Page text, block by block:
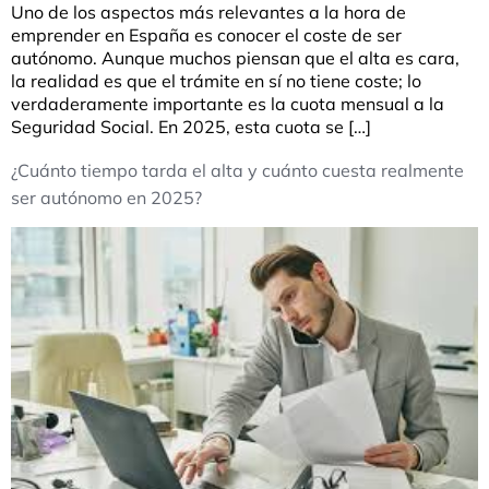
Uno de los aspectos más relevantes a la hora de
emprender en España es conocer el coste de ser
autónomo. Aunque muchos piensan que el alta es cara,
la realidad es que el trámite en sí no tiene coste; lo
verdaderamente importante es la cuota mensual a la
Seguridad Social. En 2025, esta cuota se […]
¿Cuánto tiempo tarda el alta y cuánto cuesta realmente
ser autónomo en 2025?